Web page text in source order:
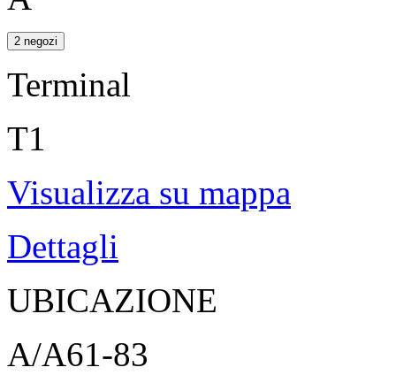
2 negozi
Terminal
T1
Visualizza su mappa
Dettagli
UBICAZIONE
A/A61-83